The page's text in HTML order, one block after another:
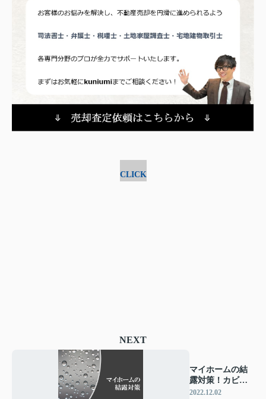
CLICK
NEXT
マイホームの結
露対策！カビを
発生させないコ
2022.12.02